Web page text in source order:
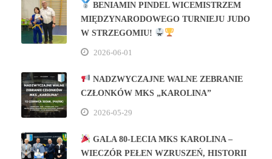
BENIAMIN PINDEL WICEMISTRZEM
MIĘDZYNARODOWEGO TURNIEJU JUDO
W STRZEGOMIU!
2026-06-01
NADZWYCZAJNE WALNE ZEBRANIE
CZŁONKÓW MKS „KAROLINA”
2026-05-29
GALA 80‑LECIA MKS KAROLINA –
WIECZÓR PEŁEN WZRUSZEŃ, HISTORII